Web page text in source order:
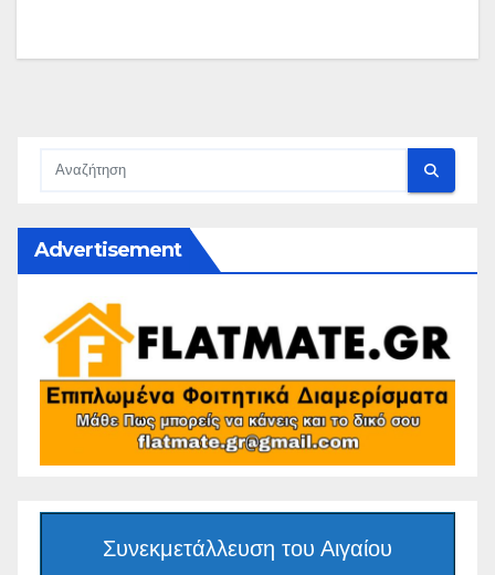
Advertisement
Συνεκμετάλλευση του Αιγαίου